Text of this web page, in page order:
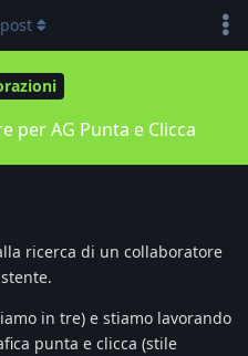
per AG Punta e Clicca
post
ricerca di un collaboratore
in tre) e stiamo lavorando
punta e clicca (stile